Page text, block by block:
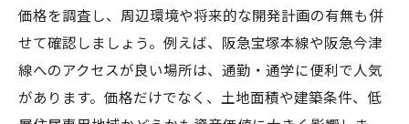
価格を調査し、周辺環境や将来的な開発計画の有無も併
せて確認しましょう。例えば、阪急宝塚本線や阪急今津
線へのアクセスが良い場所は、通勤・通学に便利で人気
があります。価格だけでなく、土地面積や建築条件、低